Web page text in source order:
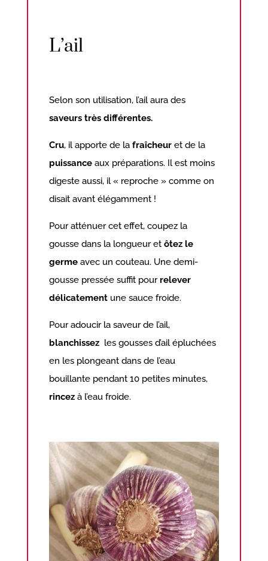
L’ail
Selon son utilisation, l’ail aura des
saveurs très différentes.
Cru, il apporte de lafraîcheur et de la
puissance aux préparations. Il est moins
digeste aussi, il « reproche » comme on
disait avant élégamment !
Pour atténuer cet effet, coupez la
gousse dans la longueur etôtez le
germeavec un couteau. Une demi-
gousse pressée suffit pour relever
délicatement une sauce froide.
Pour adoucir la saveur de l’ail,
blanchissez les gousses d’ail épluchées
en les plongeant dans de l’eau
bouillante pendant 10 petites minutes,
rincez à l’eau froide.